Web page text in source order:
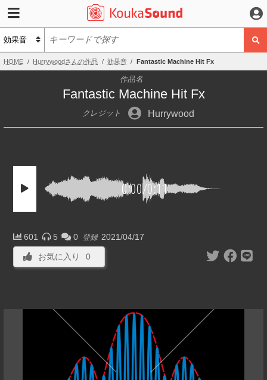
HOME Hurrywoodさんの作品 効果音 Fantastic Machine Hit Fx
作品名
Fantastic Machine Hit Fx
クレジット Hurrywood
0:00/0:11
601 5 0 登録 2021/04/17
お気に入り 0